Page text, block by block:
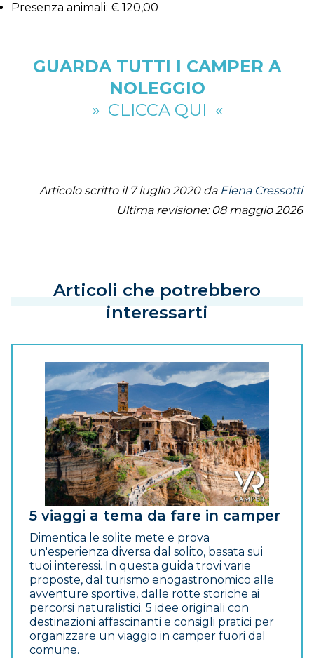
Presenza animali: € 120,00
GUARDA TUTTI I CAMPER A
NOLEGGIO
» CLICCA QUI «
Articolo scritto il 7 luglio 2020 da Elena Cressotti
Ultima revisione: 08 maggio 2026
Articoli che potrebbero
interessarti
5 viaggi a tema da fare in camper
Dimentica le solite mete e prova
un'esperienza diversa dal solito, basata sui
tuoi interessi. In questa guida trovi varie
proposte, dal turismo enogastronomico alle
avventure sportive, dalle rotte storiche ai
percorsi naturalistici. 5 idee originali con
destinazioni affascinanti e consigli pratici per
organizzare un viaggio in camper fuori dal
comune.